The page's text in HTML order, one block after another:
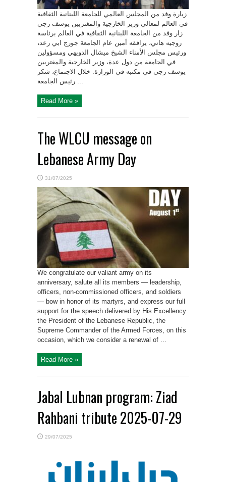
زيارة وفد من المجلس العالمي للجامعة اللبنانية الثقافية
في العالم لمعالي وزير الخارجية والمغتربين يوسف رجي
زار وفد من الجامعة اللبنانية الثقافية في العالم برئاسة
روجيه هاني، يرافقه أمين عام الجامعة جورج ابي رعد،
ورئيس مجلس الأمناء الشيخ ميشال الدويهي ومسؤولين
في الجامعة من دول عدة، وزير الخارجية والمغتربين
يوسف رجي في مكتبه في الوزارة. خلال الاجتماع، شكر
رئيس الجامعة ...
Read More »
The WLCU message on
Lebanese Army Day
31/07/2025
We congratulate our valiant army on its
anniversary, salute all its members — leadership,
officers, non-commissioned officers, and soldiers
— bow in honor of its martyrs, and express our full
support for the speech delivered by His Excellency
the President of the Lebanese Republic, the
Supreme Commander of the Armed Forces, on this
occasion, which we consider a renewal of ...
Read More »
Jabal Lubnan program: Ziad
Rahbani tribute 2025-07-29
29/07/2025